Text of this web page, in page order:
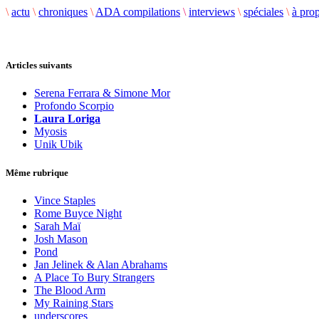
\ actu \ chroniques \ ADA compilations \ interviews \ spéciales \ à
Articles suivants
Serena Ferrara & Simone Mor
Profondo Scorpio
Laura Loriga
Myosis
Unik Ubik
Même rubrique
Vince Staples
Rome Buyce Night
Sarah Maï
Josh Mason
Pond
Jan Jelinek & Alan Abrahams
A Place To Bury Strangers
The Blood Arm
My Raining Stars
underscores